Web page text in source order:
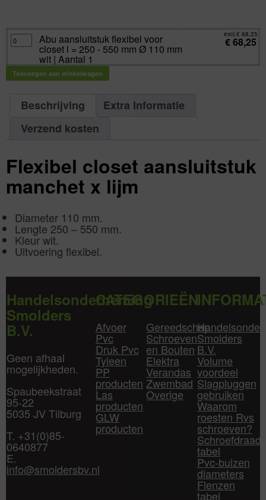
Abu
aansluitstuk
flexibel
l
250
Abu aansluitstuk flexibel voor
closet l = 250 - 550 mm Ø 110 mm
wit | Aantal 1
excl.€ 68,25
€68,25
Toevoegen aan winkelwagen
Beschrijving
Extra Informatie
Verzend kosten
Flexibel closet aansluitstuk
manchet x lijm
Diameter 110 mm.
Lengte 250 – 550 mm.
Kleur wit.
Uitvoering flexibel.
Handelsonderneming
Smolders
B.V.
Geen afhaal
mogelijkheden.
Spaubeekstraat
95-22
5035 JV Tilburg
T. +31(0)85-
0640877
E.
info@smoldersbv.nl
CATEGORIEËN
Afvoer
Pvc
Druk Pvc
Tyleen
PP
producten
Las
producten
GLW
producten
Gereedschap
Schroeven
en Bouten
Elektra
Verandas
Zwembad
Overige
Smolders
B.V.
Volume
voordeel
Slagpluggen
gebruiken
Waarom
roesten Rvs
schroeven?
Schroefdraad
tabel
Pvc-buizen
diameters
Flenzen
tabel